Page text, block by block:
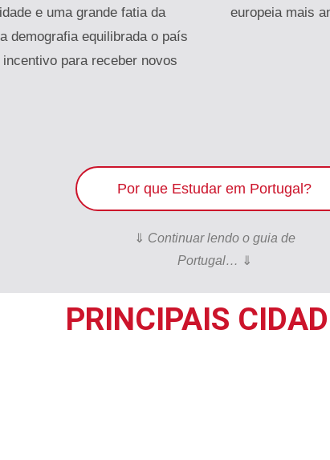
e uma grande fatia da
demografia equilibrada o país
para receber novos
europeia mais
Por que Estudar em Portugal?
⇓ Continuar lendo o guia de
Portugal… ⇓
PRINCIPAIS